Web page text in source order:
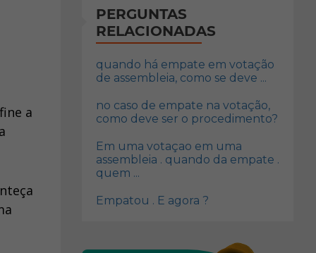
a
PERGUNTAS
RELACIONADAS
quando há empate em votação
de assembleia, como se deve ...
no caso de empate na votação,
como deve ser o procedimento?
Em uma votaçao em uma
assembleia . quando da empate .
quem ...
Empatou . E agora ?